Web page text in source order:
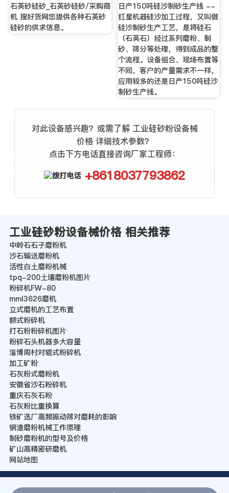
石英砂硅砂_石英砂硅砂/采购商
机 搜好货网您提供各种石英砂
硅砂的供求信息。
日产150吨硅沙制砂生产线 --
红星机器硅沙加工过程，又叫做
硅沙制砂生产工艺，是将硅石
（石英石）经过系列磨粉、制
砂、筛分等处理，得到成品的整
个流程。设备组合、现场布置等
不同，客户的产量需求不一样，
应用较多的还是日产150吨硅沙
制砂生产线。
对此设备感兴趣？或需了解 工业硅砂粉设备械
价格 详细技术参数？
点击下方电话直接咨询厂家工程师：
+8618037793862
工业硅砂粉设备械价格 相关推荐
中岭石石子磨粉机
沙石输送磨粉机
活性白土磨粉机械
tpq-200土壤磨粉机图片
粉碎机FW-80
mml3626磨机
立式磨机的工艺布置
额式粉碎机
打石粉粉碎机图片
粉碎石头机器多大容量
淄博周村对辊式粉碎机
加工矿粉
石灰粉式磨粉机
安徽省沙石粉碎机
重庆石灰石粉
石灰粉比重换算
铁矿选厂高频振动筛对磨耗的影响
钢渣磨粉机械工作原理
制砂磨粉机的型号及价格
矿山高精密研磨机
网站地图